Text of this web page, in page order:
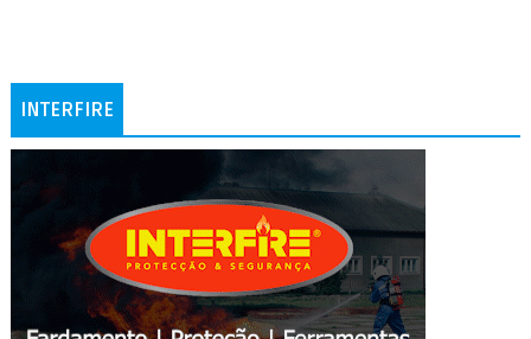
INTERFIRE